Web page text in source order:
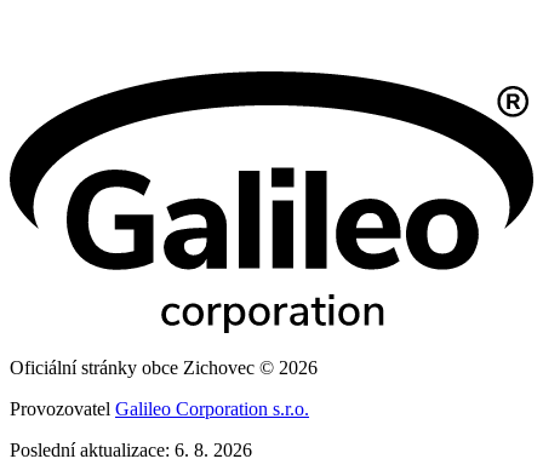
Oficiální stránky obce Zichovec © 2026
Provozovatel Galileo Corporation s.r.o.
Poslední aktualizace: 6. 8. 2026